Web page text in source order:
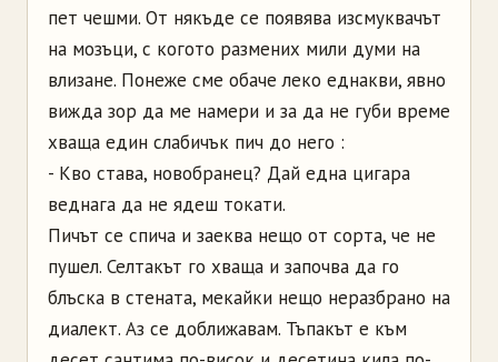
пет чешми. От някъде се появява изсмуквачът
на мозъци, с когото размених мили думи на
влизане. Понеже сме обаче леко еднакви, явно
вижда зор да ме намери и за да не губи време
хваща един слабичък пич до него :
- Кво става, новобранец? Дай една цигара
веднага да не ядеш токати.
Пичът се спича и заеква нещо от сорта, че не
пушел. Селтакът го хваща и започва да го
блъска в стената, мекайки нещо неразбрано на
диалект. Аз се доближавам. Тъпакът е към